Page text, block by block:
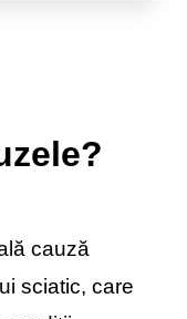
cauză
sciatic, care